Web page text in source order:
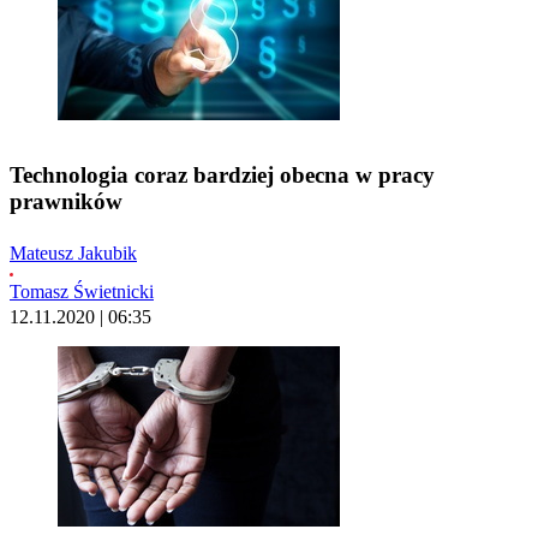
Technologia coraz bardziej obecna w pracy
prawników
Mateusz Jakubik
Tomasz Świetnicki
12.11.2020 | 06:35